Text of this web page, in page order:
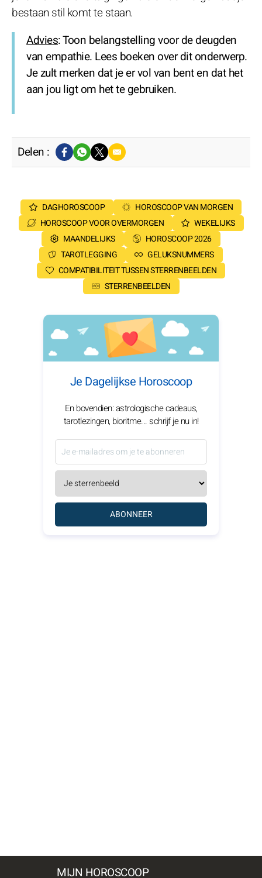
bestaan stil komt te staan.
Advies: Toon belangstelling voor de deugden
van empathie. Lees boeken over dit onderwerp.
Je zult merken dat je er vol van bent en dat het
aan jou ligt om het te gebruiken.
Delen :
DAGHOROSCOOP
HOROSCOOP VAN MORGEN
HOROSCOOP VOOR OVERMORGEN
WEKELIJKS
MAANDELIJKS
HOROSCOOP 2026
TAROTLEGGING
GELUKSNUMMERS
COMPATIBILITEIT TUSSEN STERRENBEELDEN
STERRENBEELDEN
Je Dagelijkse Horoscoop
En bovendien: astrologische cadeaus,
tarotlezingen, bioritme... schrijf je nu in!
ABONNEER
MIJN HOROSCOOP